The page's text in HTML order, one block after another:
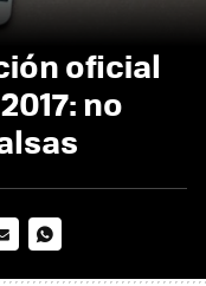
oficial
no